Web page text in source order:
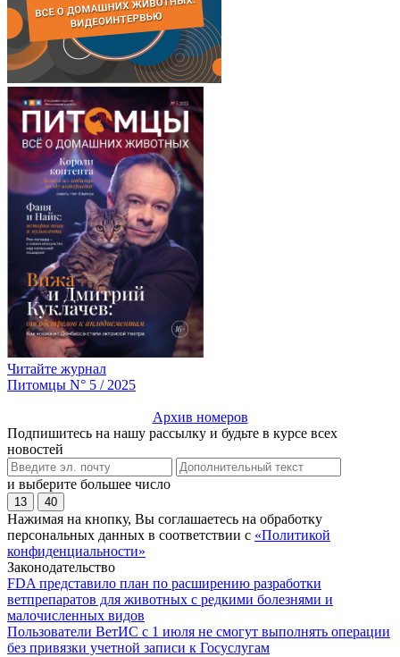
Читайте журнал
Питомцы N° 5 / 2025
Архив номеров
Подпишитесь на нашу рассылку и будьте в курсе всех
новостей
и выберите большее число
13 40
Нажимая на кнопку, Вы соглашаетесь на обработку
персональных данных в соответствии с «Политикой
конфиденциальности»
Законодательство
FDA представило план по расширению разработки
ветпрепаратов для животных с редкими болезнями и
малочисленных видов
Пользователи ВетИС с 1 июля не смогут выполнять операции
без привязки учетной записи к Госуслугам